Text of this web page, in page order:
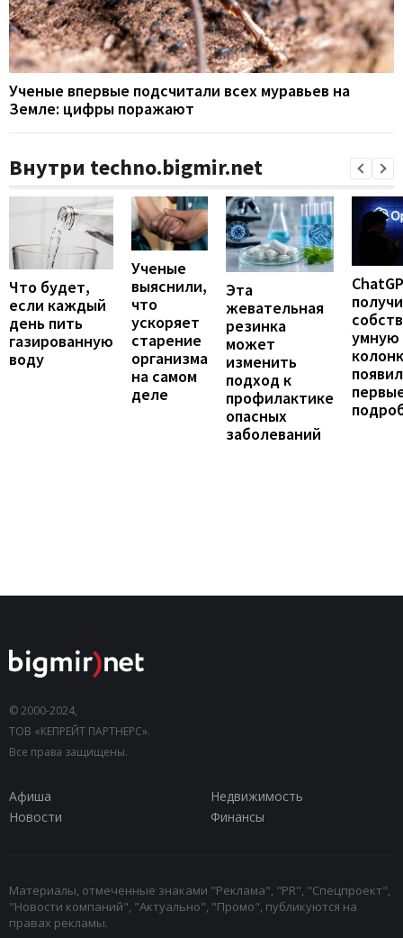
Ученые впервые подсчитали всех муравьев на
Земле: цифры поражают
Внутри techno.bigmir.net
Что будет,
если каждый
день пить
газированную
воду
Ученые
выяснили,
что
ускоряет
старение
организма
на самом
деле
Эта
жевательная
резинка
может
изменить
подход к
профилактике
опасных
заболеваний
умную
© 2000-2024,
ТОВ «КЕПРЕЙТ ПАРТНЕРС».
Все права защищены.
Афиша
Недвижимость
Новости
Финансы
Материалы, отмеченные знаками "Реклама", "PR", "Спецпроект",
"Новости компаний", "Актуально", "Промо", публикуются на
правах рекламы.